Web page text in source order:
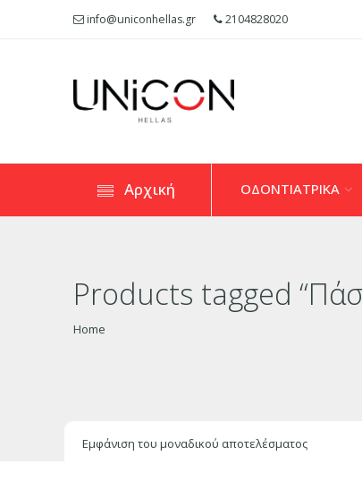
info@uniconhellas.gr 2104828020
Αρχική ΟΔΟΝΤΙΑΤΡΙΚΑ
Products tagged
Home
Εμφάνιση του μοναδικού αποτελέσματος